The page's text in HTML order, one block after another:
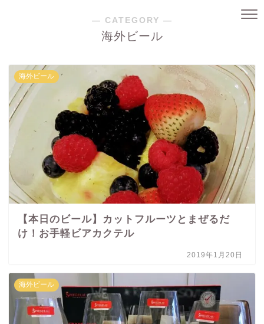
― CATEGORY ―
海外ビール
海外ビール
【本日のビール】カットフルーツとまぜるだ
け！お手軽ビアカクテル
2019年1月20日
海外ビール